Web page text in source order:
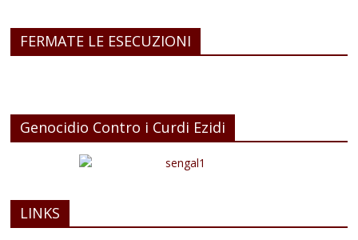
FERMATE LE ESECUZIONI
Genocidio Contro i Curdi Ezidi
LINKS